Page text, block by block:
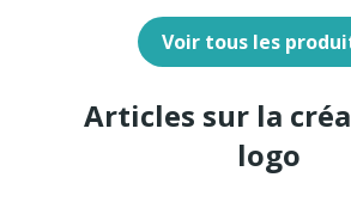
Voir tous les
Articles sur la
logo